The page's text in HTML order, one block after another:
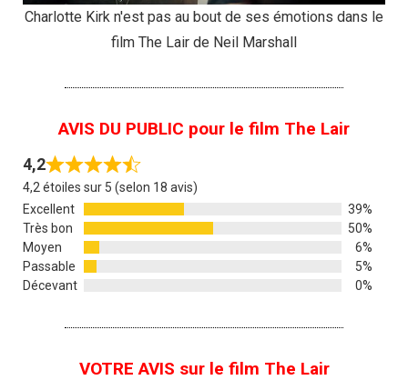
Charlotte Kirk n'est pas au bout de ses émotions dans le
film The Lair de Neil Marshall
AVIS DU PUBLIC pour le film The Lair
4,2
4,2 étoiles sur 5 (selon 18 avis)
Excellent
39%
Très bon
50%
Moyen
6%
Passable
5%
Décevant
0%
VOTRE AVIS sur le film The Lair